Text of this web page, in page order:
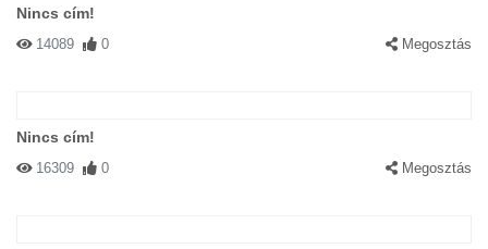
Nincs cím!
14089 0 Megosztás
Nincs cím!
16309 0 Megosztás